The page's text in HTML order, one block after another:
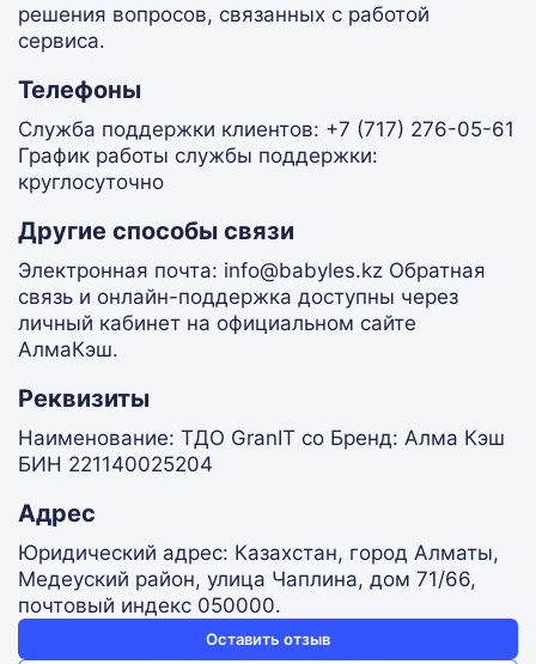
решения вопросов, связанных с работой
сервиса.
Телефоны
Служба поддержки клиентов: ​​+7 (717) 276-05-61
График работы службы поддержки:
круглосуточно
Другие способы связи
Электронная почта: info@babyles.kz Обратная
связь и онлайн-поддержка доступны через
личный кабинет на официальном сайте
АлмаКэш.
Реквизиты
Наименование: ТДО GranIT co Бренд: Алма Кэш
БИН 221140025204
Адрес
Юридический адрес: Казахстан, город Алматы,
Медеуский район, улица Чаплина, дом 71/66,
почтовый индекс 050000.
Оставить отзыв